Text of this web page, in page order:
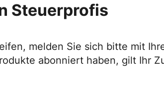
Steuerprofis
melden Sie sich bitte mit
abonniert haben, gilt Ihr